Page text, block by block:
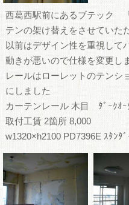
西葛西駅前にあるブテック
テンの架け替えをさせていた
以前はデザイン性を重視して
動きが悪いので仕様を変更し
レールはローレットのテン
にしました
カーテンレール 木目 ﾀﾞｰｸｵ
取付工賃 2箇所 8,000
w1320×h2100 PD7396E ｽﾀﾝﾀ